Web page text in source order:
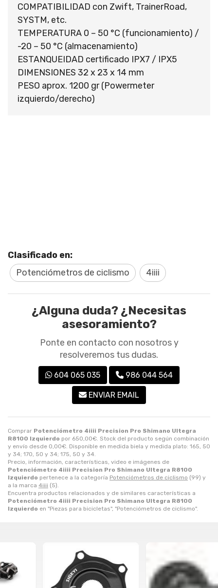
Comprar Potenciómetro 4iiii Precision Pro Shimano Ultegra
R8100 Izquierdo por 650,00€. Stock del producto según combinación
y envío desde 0,00€. Disponible en medida biela y medida plato: 165, 50
y 34; 170, 50 y 34; 175, 50 y 34.
Precio, información, características, video e imágenes de
Potenciómetro 4iiii Precision Pro Shimano Ultegra R8100
Izquierdo pertenece a la categoría Potenciómetros de ciclismo (99) y
a la marca 4iiii (5).
Encuentra productos relacionados y de similares características a
Potenciómetro 4iiii Precision Pro Shimano Ultegra R8100
Izquierdo en "Piezas para bicicletas", "Potenciómetros de ciclismo".
COMPATIBILIDAD con Zwift, TrainerRoad,
SYSTM, etc.
TEMPERATURA 0 – 50 °C (funcionamiento) /
-20 – 50 °C (almacenamiento)
ESTANQUEIDAD certificado IPX7 / IPX5
DIMENSIONES 32 x 23 x 14 mm
PESO aprox. 1200 gr (Powermeter
izquierdo/derecho)
Clasificado en:
Potenciómetros de ciclismo
4iiii
¿Alguna duda? ¿Necesitas
asesoramiento?
Ponte en contacto con nosotros y
resolveremos tus dudas.
604 065 035 986 044 564
ENVIAR EMAIL